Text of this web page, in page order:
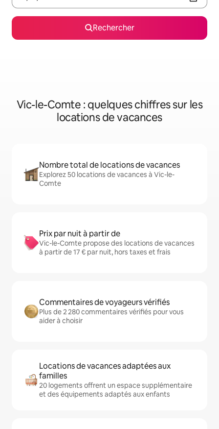
Rechercher
Vic-le-Comte : quelques chiffres sur les
locations de vacances
Nombre total de locations de vacances
Explorez 50 locations de vacances à Vic-le-
Comte
Prix par nuit à partir de
Vic-le-Comte propose des locations de vacances
à partir de 17 € par nuit, hors taxes et frais
Commentaires de voyageurs vérifiés
Plus de 2 280 commentaires vérifiés pour vous
aider à choisir
Locations de vacances adaptées aux
familles
20 logements offrent un espace supplémentaire
et des équipements adaptés aux enfants